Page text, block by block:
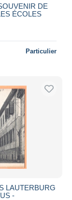
DE
ÉCOLES
Particulier
LAUTERBURG
-